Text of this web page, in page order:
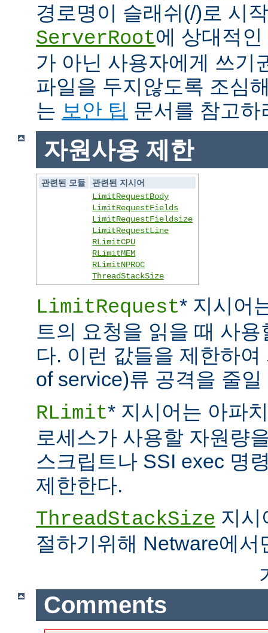
경로명이 슬래쉬(/)로 시
ServerRoot에 상대적
가 아닌 사용자에게 쓰기
파일을 두지않도록 조심
는 보안 팁 문서를 참고하
자원사용 제한
관련된 모듈
관련된 지시어
LimitRequestBody
LimitRequestFields
LimitRequestFieldsize
LimitRequestLine
RLimitCPU
RLimitMEM
RLimitNPROC
ThreadStackSize
LimitRequest* 지시어
트의 요청을 읽을 때 사
다. 이런 값들을 제한하
of service)류 공격을 줄일
RLimit* 지시어는 아파
로세스가 사용할 자원량
스크립트나 SSI exec 명
제한한다.
ThreadStackSize 지시
절하기위해 Netware에서
Comments